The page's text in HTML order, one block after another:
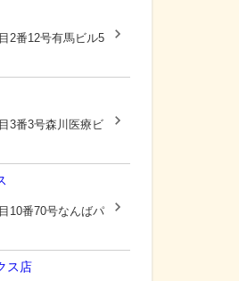
2番12号有馬ビル5
3番3号森川医療ビ
10番70号なんばパ
ス店